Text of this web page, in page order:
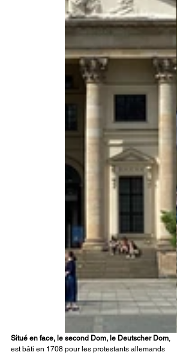
Situé en face, le second Dom, le Deutscher Dom,
est bâti en 1708 pour les protestants allemands